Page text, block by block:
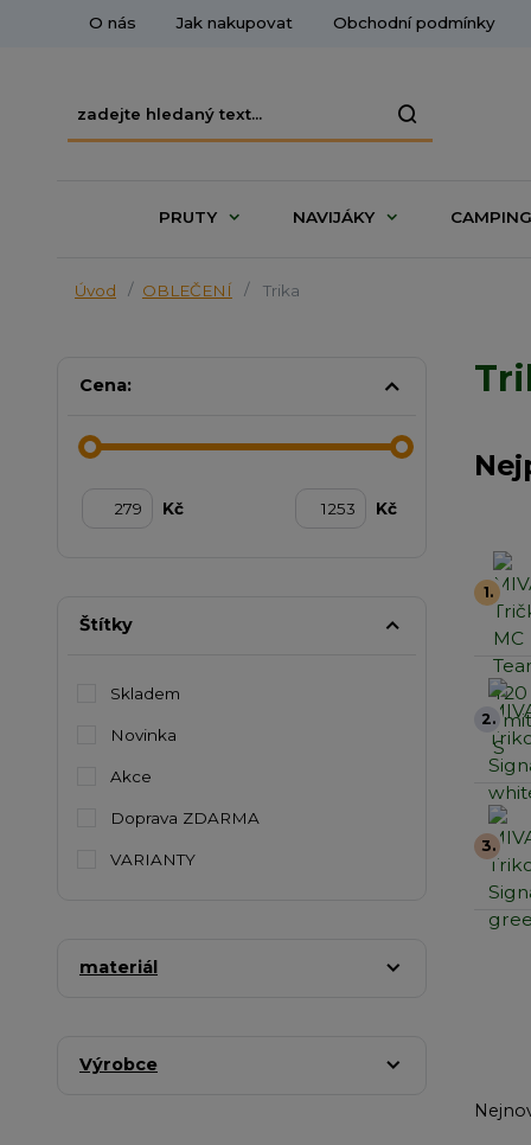
O nás Jak nakupovat Obchodní podmínky
PRUTY NAVIJÁKY CAMPING
Úvod OBLEČENÍ Trika
1.
2.
3.
Cena:
Kč Kč
Štítky
Skladem
Novinka
Akce
Doprava ZDARMA
VARIANTY
materiál
Výrobce